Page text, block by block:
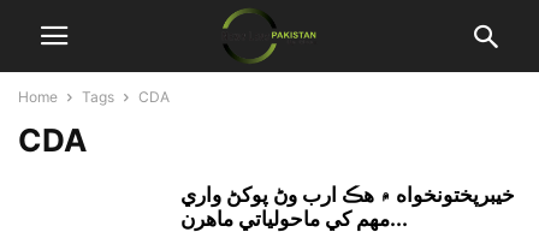
Home Tags CDA
CDA
خيبرپختونخواه ۾ هڪ ارب وڻ پوکڻ واري
مهم کي ماحولياتي ماهرن...